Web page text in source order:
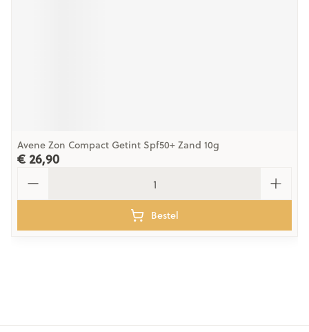
Avene Zon Compact Getint Spf50+ Zand 10g
€ 26,90
Bestel